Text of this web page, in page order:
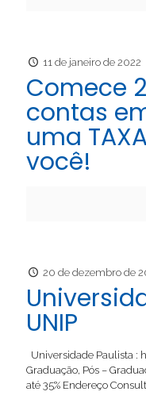
11 de janeiro de 2022
Comece
contas
uma
você!
20 de dezembro de
UNIP
Universidade Paulista
Graduação, Pós –
até 35% Endereço